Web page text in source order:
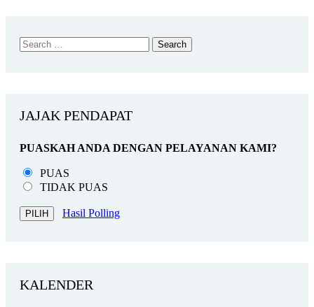
JAJAK PENDAPAT
PUASKAH ANDA DENGAN PELAYANAN KAMI?
PUAS
TIDAK PUAS
Hasil Polling
KALENDER